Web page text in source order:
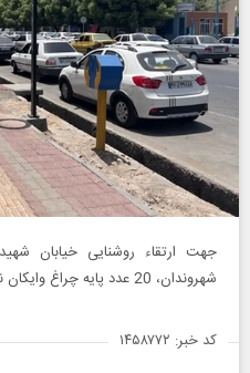
جهت ارتقاء روشنایی خیابان
شهروندان، 20 عدد پایه چراغ وایکان نصب شد.
کد خبر: ۱۴۵۸۷۷۲